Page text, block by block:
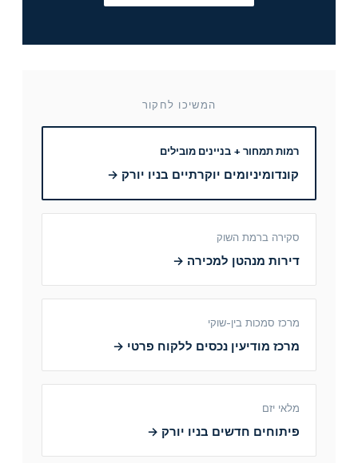
המשיכו לחקור
רמות תמחור + בניינים מובילים
קונדומיניומים יוקרתיים בניו יורק →
סקירה ברמת השוק
דירות מנהטן למכירה →
מרכז סמכות בין-שוקי
מרכז מודיעין נכסים ללקוח פרטי →
מלאי יזם
פיתוחים חדשים בניו יורק →